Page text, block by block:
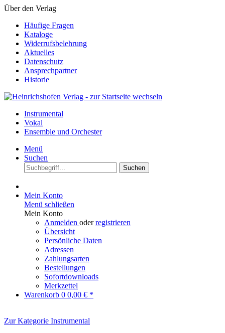
Über den Verlag
Häufige Fragen
Kataloge
Widerrufsbelehrung
Aktuelles
Datenschutz
Ansprechpartner
Historie
Instrumental
Vokal
Ensemble und Orchester
Menü
Suchen
Suchen
Mein Konto
Menü schließen
Mein Konto
Anmelden oderregistrieren
Übersicht
Persönliche Daten
Adressen
Zahlungsarten
Bestellungen
Sofortdownloads
Merkzettel
Warenkorb 0 0,00 € *
Zur Kategorie Instrumental